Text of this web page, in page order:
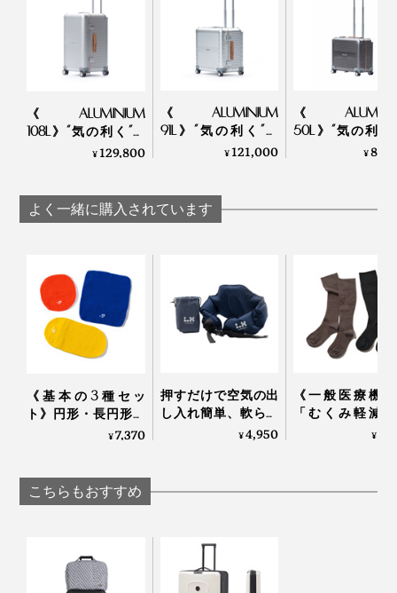
②落下テスト
高さから落下。
③急衝テスト
引き出したバーハンドルを掴んでぶら下げ、2000回落
〈R TRUNK〉
＜使用時のご注意＞
表面の汚れは柔らかい布と中性洗剤を使用して拭き
取ってください。
所に保管してください。
使用後は半日程度、風通しの良い場所で湿気を取り
除いて保管してください。
階段やアスファルトなど、表面が安定しない場所で
無理に使用すると、ホイールが損傷する恐れがあり
《ALUMINIUM
108L》“気の利く”設
計、手を添えるだけ
TRUNK
ALUMINIUM」｜
¥129,800
《ALUMINIUM
91L》“気の利く”設
計、手を添えるだけ
TRUNK
ALUMINIUM」｜
¥121,000
《
50L》“気の利く
計、手を添える
¥
よく一緒に購入されています
《基本の3種セッ
ト》円形・長円形・
長方形各１個でいろ
アンドゴー
¥7,370
押すだけで空気の出
し入れ簡単、軟らか
さ自在な「腰エアク
¥4,950
《一般医療機
「むくみ軽減
適・おしゃれ」
¥
こちらもおすすめ